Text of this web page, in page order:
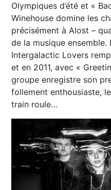
Olympiques d’été et «
Winehouse domine les
précisément à Alost –
de la musique
Intergalactic Lovers
et en 2011, avec «
groupe enregistre son
follement enthousiaste,
train roule…